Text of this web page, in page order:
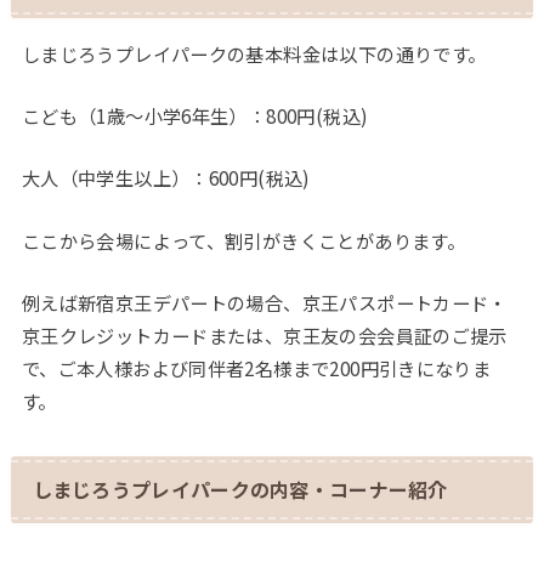
しまじろうプレイパークの基本料金は以下の通りです。
こども（1歳～小学6年生）：800円(税込)
大人（中学生以上）：600円(税込)
ここから会場によって、割引がきくことがあります。
例えば新宿京王デパートの場合、京王パスポートカード・
京王クレジットカードまたは、京王友の会会員証のご提示
で、ご本人様および同伴者2名様まで200円引きになりま
す。
しまじろうプレイパークの内容・コーナー紹介